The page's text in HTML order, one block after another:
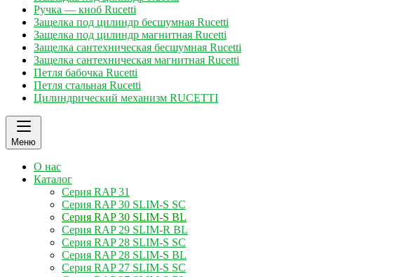
Ручка — кноб Rucetti
Защелка под цилиндр бесшумная Rucetti
Защелка под цилиндр магнитная Rucetti
Защелка сантехническая бесшумная Rucetti
Защелка сантехническая магнитная Rucetti
Петля бабочка Rucetti
Петля стальная Rucetti
Цилиндрический механизм RUCETTI
Меню
О нас
Каталог
Серия RAP 31
Серия RAP 30 SLIM-S SC
Серия RAP 30 SLIM-S BL
Серия RAP 29 SLIM-R BL
Серия RAP 28 SLIM-S SC
Серия RAP 28 SLIM-S BL
Серия RAP 27 SLIM-S SC